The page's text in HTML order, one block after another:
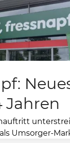
Zoo mit neuen
Grossflächen
der
für
Europa
Jahren
Umsorger-